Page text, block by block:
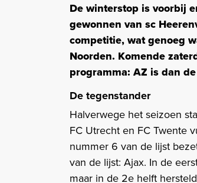
De winterstop is voorbij
gewonnen van sc
competitie, wat genoeg
Noorden. Komende
programma: AZ is dan
De tegenstander
Halverwege het seizoen
FC Utrecht en FC Twente
nummer 6 van de lijst
van de lijst: Ajax. In de
maar in de 2e helft